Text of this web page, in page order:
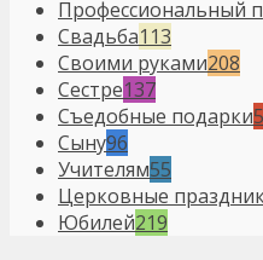
Профессиональный
Свадьба113
Своими руками208
Сестре137
Съедобные подарки5
Сыну96
Учителям55
Церковные
Юбилей219